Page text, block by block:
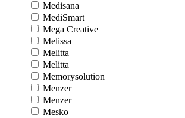
Medisana
MediSmart
Mega Creative
Melissa
Melitta
Melitta
Memorysolution
Menzer
Menzer
Mesko